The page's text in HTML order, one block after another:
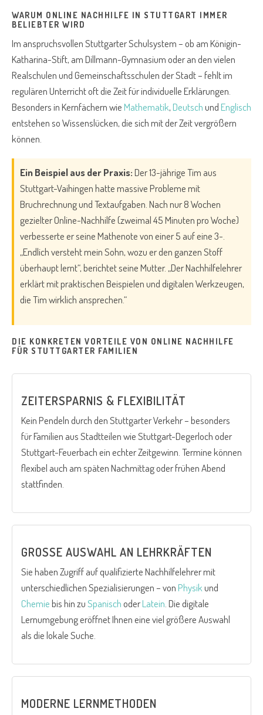
WARUM ONLINE NACHHILFE IN STUTTGART IMMER
BELIEBTER WIRD
Im anspruchsvollen Stuttgarter Schulsystem – ob am Königin-
Katharina-Stift, am Dillmann-Gymnasium oder an den vielen
Realschulen und Gemeinschaftsschulen der Stadt – fehlt im
regulären Unterricht oft die Zeit für individuelle Erklärungen.
Besonders in Kernfächern wieMathematik,DeutschundEnglisch
entstehen so Wissenslücken, die sich mit der Zeit vergrößern
können.
Ein Beispiel aus der Praxis:Der 13-jährige Tim aus
Stuttgart-Vaihingen hatte massive Probleme mit
Bruchrechnung und Textaufgaben. Nach nur 8 Wochen
gezielter Online-Nachhilfe (zweimal 45 Minuten pro Woche)
verbesserte er seine Mathenote von einer 5 auf eine 3-.
„Endlich versteht mein Sohn, wozu er den ganzen Stoff
überhaupt lernt“, berichtet seine Mutter. „Der Nachhilfelehrer
erklärt mit praktischen Beispielen und digitalen Werkzeugen,
die Tim wirklich ansprechen.“
DIE KONKRETEN VORTEILE VON ONLINE NACHHILFE
FÜR STUTTGARTER FAMILIEN
ZEITERSPARNIS & FLEXIBILITÄT
Kein Pendeln durch den Stuttgarter Verkehr – besonders
für Familien aus Stadtteilen wie Stuttgart-Degerloch oder
Stuttgart-Feuerbach ein echter Zeitgewinn. Termine können
flexibel auch am späten Nachmittag oder frühen Abend
stattfinden.
GROSSE AUSWAHL AN LEHRKRÄFTEN
Sie haben Zugriff auf qualifizierte Nachhilfelehrer mit
unterschiedlichen Spezialisierungen – vonPhysikund
Chemiebis hin zuSpanischoderLatein . Die digitale
Lernumgebung eröffnet Ihnen eine viel größere Auswahl
als die lokale Suche.
MODERNE LERNMETHODEN